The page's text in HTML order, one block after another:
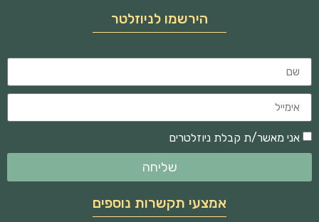
הירשמו לניוזלטר
אני מאשר/ת קבלת ניוזלטרים
שליחה
אמצעי תקשרות נוספים